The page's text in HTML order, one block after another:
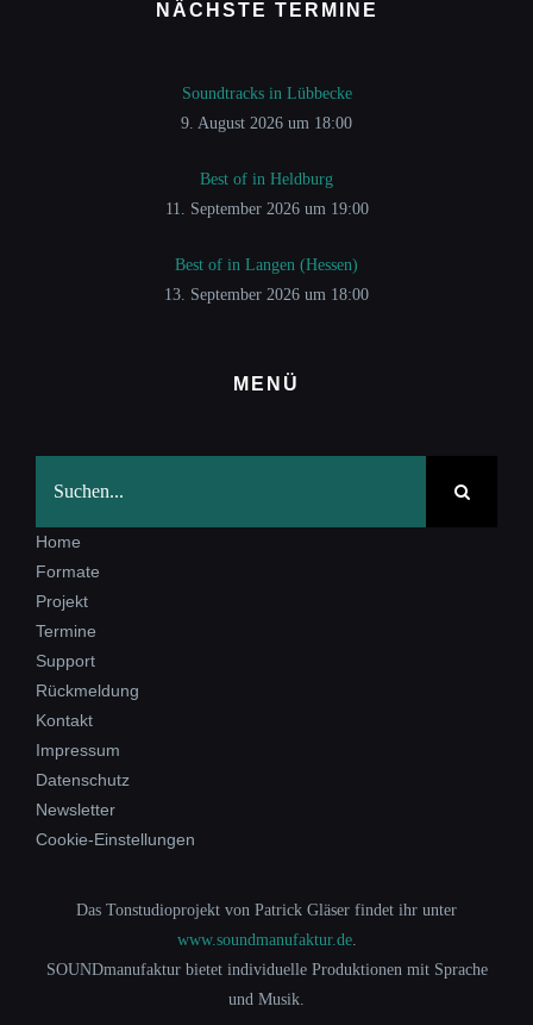
NÄCHSTE TERMINE
Soundtracks in Lübbecke
9. August 2026 um 18:00
Best of in Heldburg
11. September 2026 um 19:00
Best of in Langen (Hessen)
13. September 2026 um 18:00
MENÜ
nach:
Home
Formate
Projekt
Termine
Support
Rückmeldung
Kontakt
Impressum
Datenschutz
Newsletter
Cookie-Einstellungen
Das Tonstudioprojekt von Patrick Gläser findet ihr unter
www.soundmanufaktur.de.
SOUNDmanufaktur bietet individuelle Produktionen mit Sprache
und Musik.